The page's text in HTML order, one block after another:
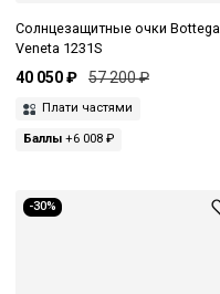
Солнцезащитные очки Bottega
Veneta 1231S
40 050 ₽ 57 200 ₽
Плати частями
Баллы +6 008 ₽
-30%